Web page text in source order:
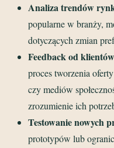
Analiza trendów
popularne w branży,
dotyczących zmian
Feedback od klientów
proces tworzenia
czy mediów
zrozumienie ich
Testowanie nowych
prototypów lub